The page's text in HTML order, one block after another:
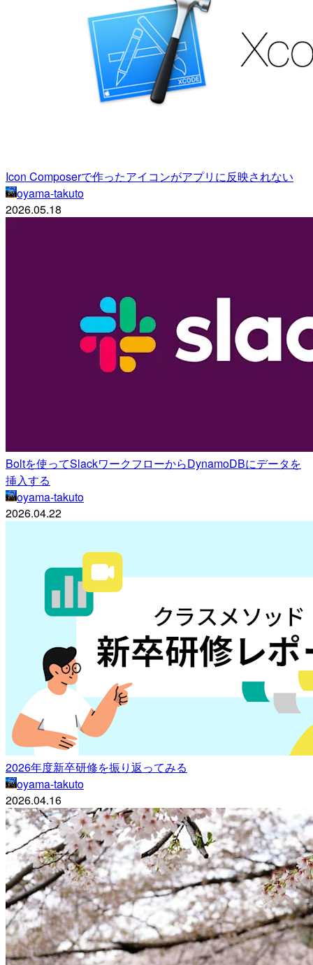
Icon Composerで作ったアイコンがアプリに反映されない
oyama-takuto
2026.05.18
Boltを使ってSlackワークフローからDynamoDBにデータを
挿入する
oyama-takuto
2026.04.22
2026年度新卒研修を振り返ってみる
oyama-takuto
2026.04.16